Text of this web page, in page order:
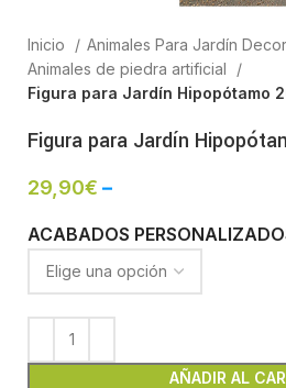
Inicio
Animales Para Jardín
Animales de piedra artificial
Figura para Jardín Hipopótamo
Figura para Jardín
29,90€ –
ACABADOS
AÑADIR AL